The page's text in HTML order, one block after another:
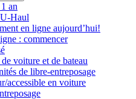
an
U-Haul
en ligne aujourd’hui!
: commencer
voiture et de bateau
de libre-entreposage
accessible en voiture